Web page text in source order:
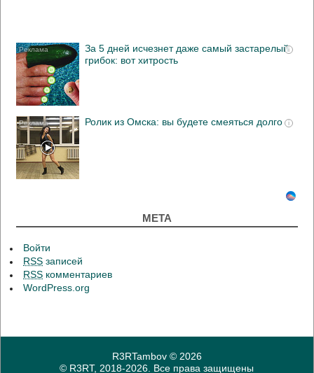
i
За 5 дней исчезнет даже самый застарелый
грибок: вот хитрость
i
Ролик из Омска: вы будете смеяться долго
МЕТА
Войти
RSS записей
RSS комментариев
WordPress.org
R3RTambov© 2026
© R3RT, 2018-2026. Все права защищены